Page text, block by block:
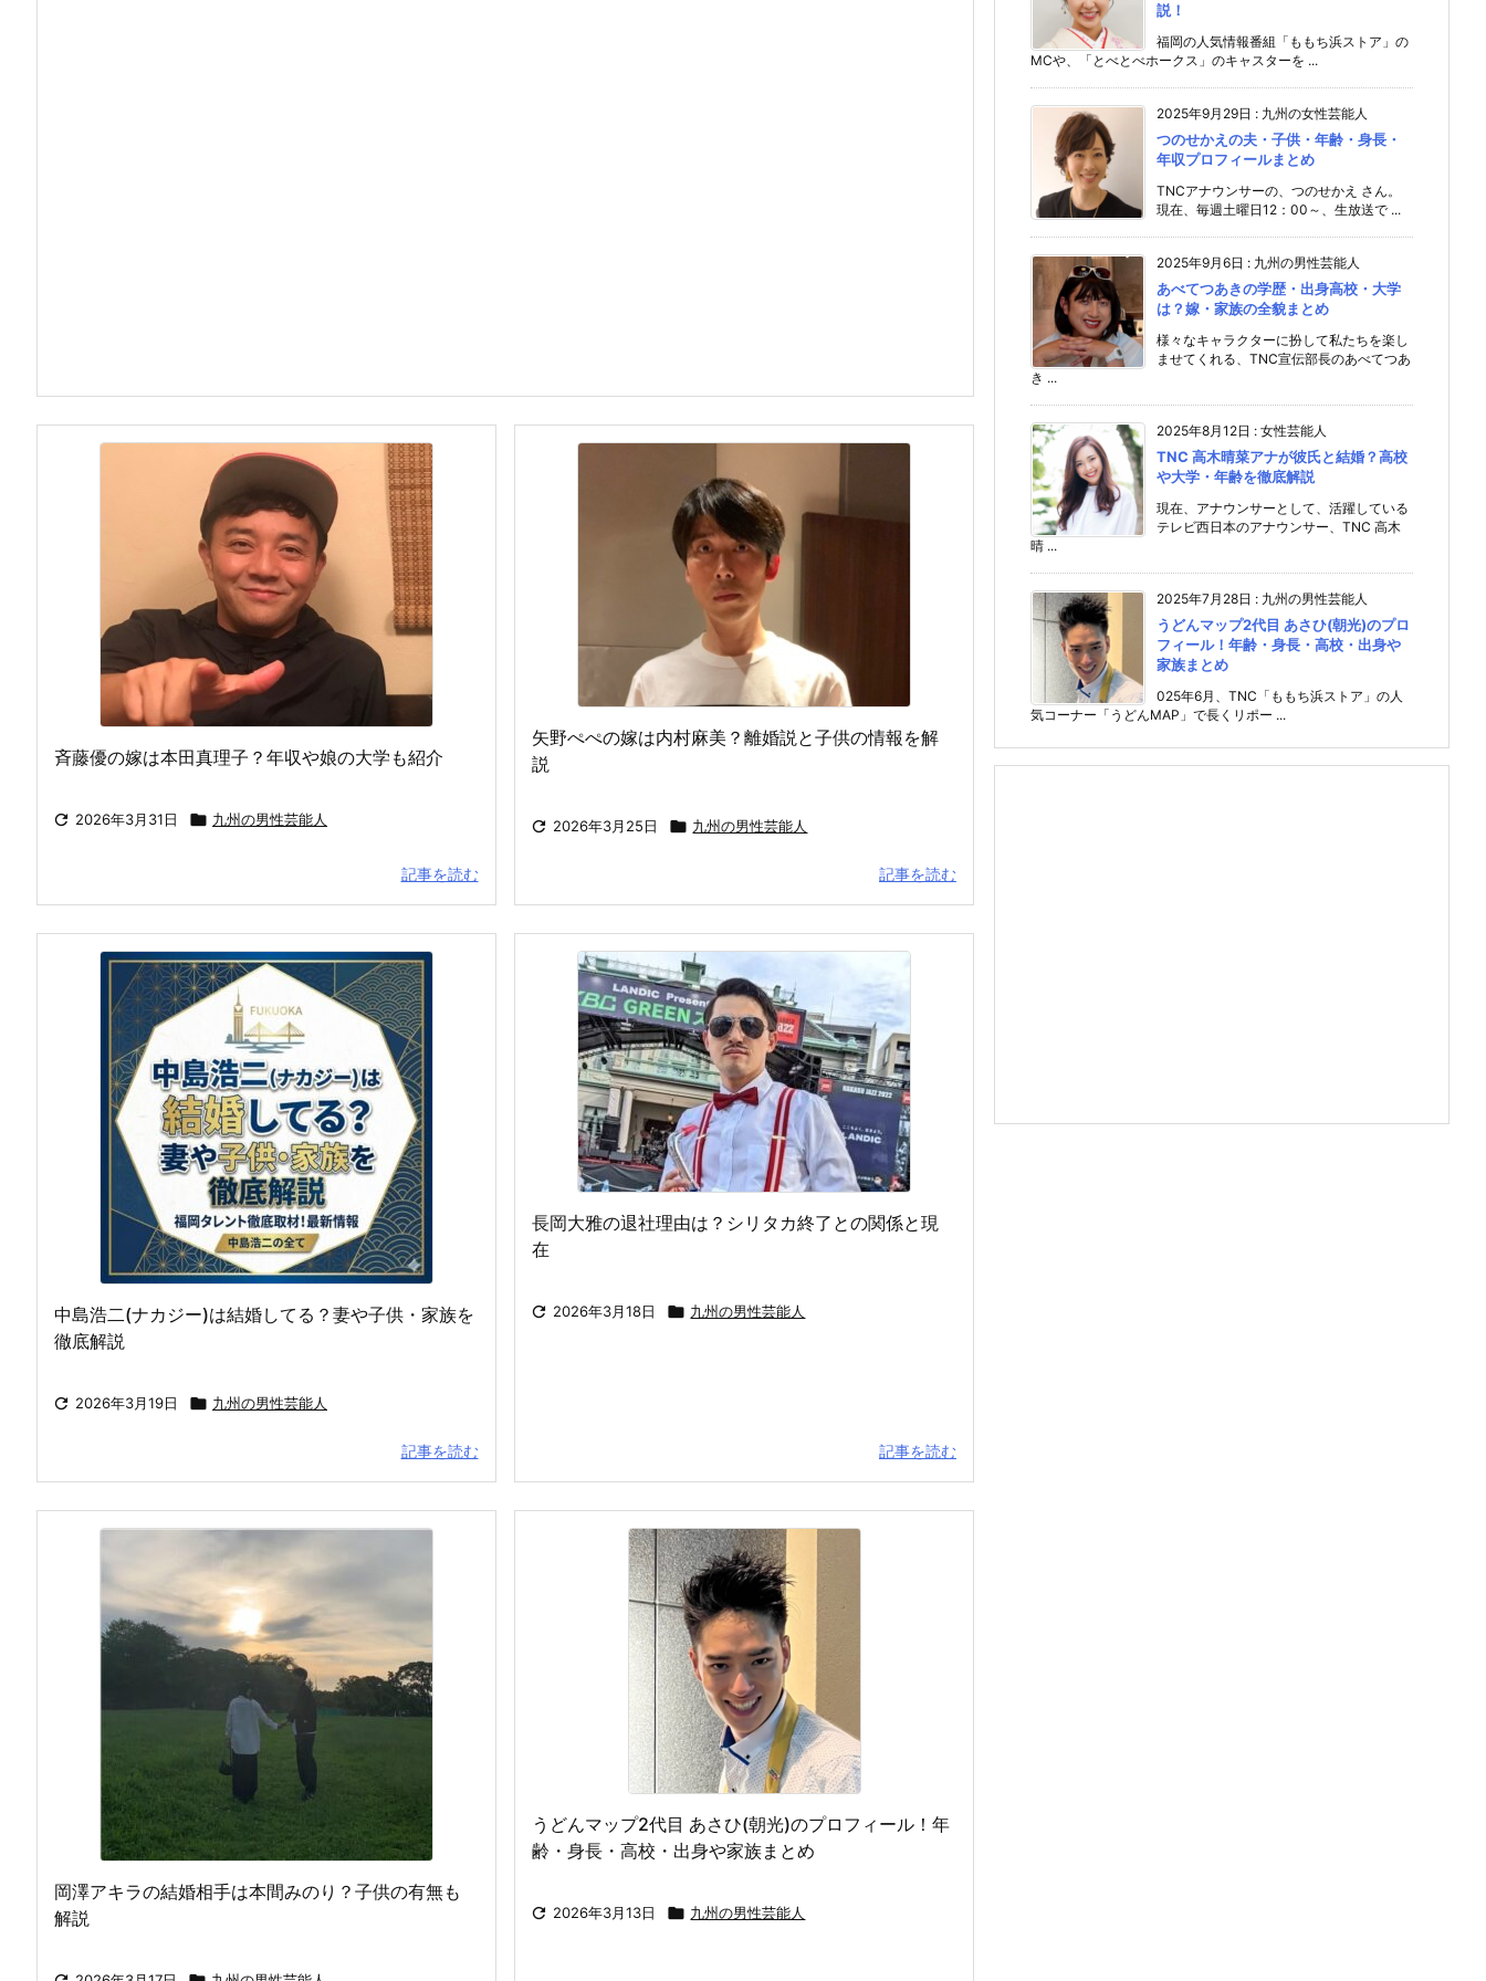
斉藤優の嫁は本田真理子？年収や娘の大学も紹介
 2026年3月31日  九州の男性芸能人
記事を読む
矢野ぺぺの嫁は内村麻美？離婚説と子供の情報を解
説
 2026年3月25日  九州の男性芸能人
記事を読む
中島浩二(ナカジー)は結婚してる？妻や子供・家族を
徹底解説
 2026年3月19日  九州の男性芸能人
記事を読む
長岡大雅の退社理由は？シリタカ終了との関係と現
在
 2026年3月18日  九州の男性芸能人
記事を読む
岡澤アキラの結婚相手は本間みのり？子供の有無も
解説
うどんマップ2代目 あさひ(朝光)のプロフィール！年
齢・身長・高校・出身や家族まとめ
 2026年3月13日  九州の男性芸能人
説！
福岡の人気情報番組「ももち浜ストア」の
MCや、「とべとべホークス」のキャスターを ...
2025年9月29日 : 九州の女性芸能人
つのせかえの夫・子供・年齢・身長・
年収プロフィールまとめ
TNCアナウンサーの、つのせかえ さん。
現在、毎週土曜日12：00～、生放送で ...
2025年9月6日 : 九州の男性芸能人
あべてつあきの学歴・出身高校・大学
は？嫁・家族の全貌まとめ
様々なキャラクターに扮して私たちを楽し
ませてくれる、TNC宣伝部長のあべてつあ
き ...
2025年8月12日 : 女性芸能人
TNC 高木晴菜アナが彼氏と結婚？高校
や大学・年齢を徹底解説
現在、アナウンサーとして、活躍している
テレビ西日本のアナウンサー、TNC 高木
晴 ...
2025年7月28日 : 九州の男性芸能人
うどんマップ2代目 あさひ(朝光)のプロ
フィール！年齢・身長・高校・出身や
家族まとめ
025年6月、TNC「ももち浜ストア」の人
気コーナー「うどんMAP」で長くリポー ...